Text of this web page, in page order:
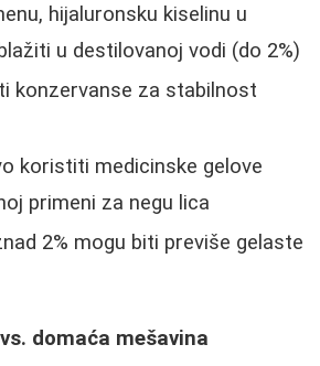
hijaluronsku kiselinu u
u destilovanoj vodi (do 2%)
konzervanse za stabilnost
koristiti medicinske gelove
primeni za negu lica
2% mogu biti previše gelaste
domaća mešavina